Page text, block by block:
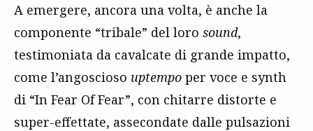
A emergere, ancora una volta, è anche la
componente “tribale” del loro sound,
testimoniata da cavalcate di grande impatto,
come l’angoscioso uptempo per voce e synth
di “In Fear Of Fear”, con chitarre distorte e
super-effettate, assecondate dalle pulsazioni